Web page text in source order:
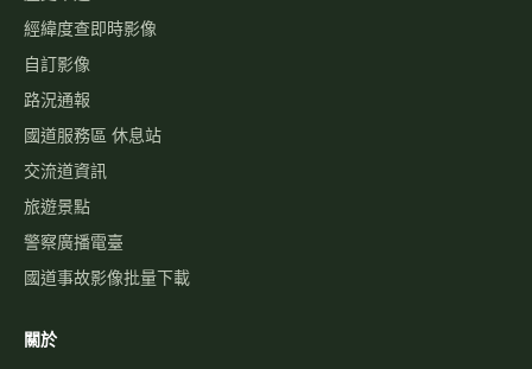
最新消息
關於本站
免責聲明
隱私權政策
聯絡我們
功能建議